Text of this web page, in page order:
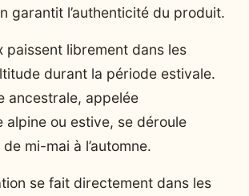
garantit l’authenticité du produit.
paissent librement dans les
durant la période estivale.
ancestrale, appelée
alpine ou estive, se déroule
mi-mai à l’automne.
se fait directement dans les